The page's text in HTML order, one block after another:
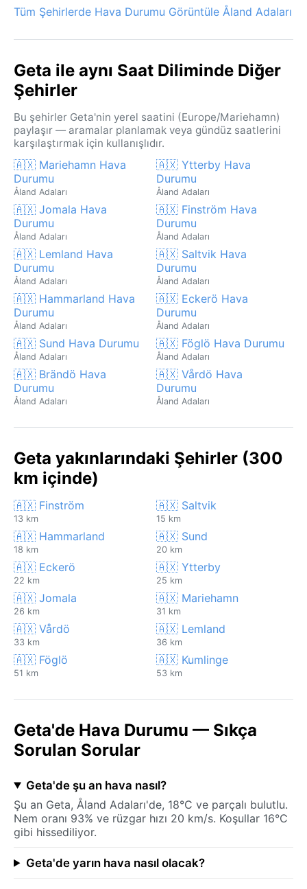
Tüm Şehirlerde Hava Durumu Görüntüle Åland Adaları
Geta ile aynı Saat Diliminde Diğer
Şehirler
Bu şehirler Geta'nin yerel saatini (Europe/Mariehamn)
paylaşır — aramalar planlamak veya gündüz saatlerini
karşılaştırmak için kullanışlıdır.
🇦🇽 Mariehamn Hava
Durumu
Åland Adaları
🇦🇽 Ytterby Hava
Durumu
Åland Adaları
🇦🇽 Jomala Hava
Durumu
Åland Adaları
🇦🇽 Finström Hava
Durumu
Åland Adaları
🇦🇽 Lemland Hava
Durumu
Åland Adaları
🇦🇽 Saltvik Hava
Durumu
Åland Adaları
🇦🇽 Hammarland Hava
Durumu
Åland Adaları
🇦🇽 Eckerö Hava
Durumu
Åland Adaları
🇦🇽 Sund Hava Durumu
Åland Adaları
🇦🇽 Föglö Hava Durumu
Åland Adaları
🇦🇽 Brändö Hava
Durumu
Åland Adaları
🇦🇽 Vårdö Hava
Durumu
Åland Adaları
Geta yakınlarındaki Şehirler (300
km içinde)
🇦🇽 Finström
13 km
🇦🇽 Saltvik
15 km
🇦🇽 Hammarland
18 km
🇦🇽 Sund
20 km
🇦🇽 Eckerö
22 km
🇦🇽 Ytterby
25 km
🇦🇽 Jomala
26 km
🇦🇽 Mariehamn
31 km
🇦🇽 Vårdö
33 km
🇦🇽 Lemland
36 km
🇦🇽 Föglö
51 km
🇦🇽 Kumlinge
53 km
Geta'de Hava Durumu — Sıkça
Sorulan Sorular
Geta'de şu an hava nasıl?
Şu an Geta, Åland Adaları'de, 18°C ve parçalı bulutlu.
Nem oranı 93% ve rüzgar hızı 20 km/s. Koşullar 16°C
gibi hissediliyor.
Geta'de yarın hava nasıl olacak?